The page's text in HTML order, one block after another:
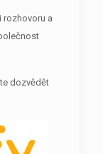
rozhovoru a
dozvědět